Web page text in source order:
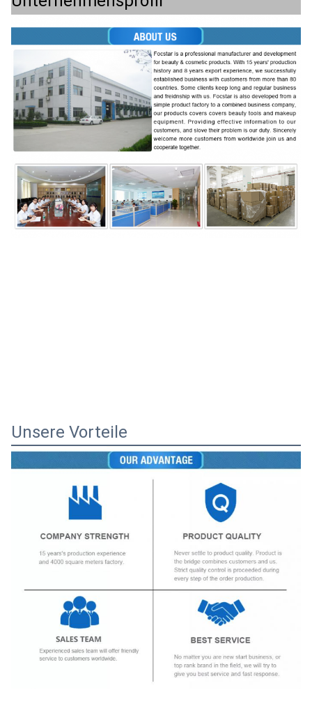
Unsere Vorteile